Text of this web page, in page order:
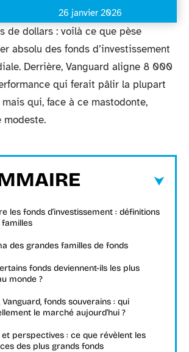
26 janvier 2026
de dollars : voilà ce que pèse
absolu des fonds d’investissement
Derrière, Vanguard aligne 8 000
qui ferait pâlir la plupart
qui, face à ce mastodonte,
modeste.
les fonds d’investissement : définitions
des grandes familles de fonds
fonds deviennent-ils les plus
monde ?
Vanguard, fonds souverains : qui
le marché aujourd’hui ?
et perspectives : ce que révèlent les
des plus grands fonds